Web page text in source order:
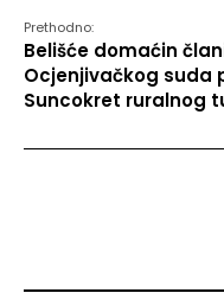
Prethodno:
Belišće domaćin
Ocjenjivačkog suda
Suncokret ruralnog